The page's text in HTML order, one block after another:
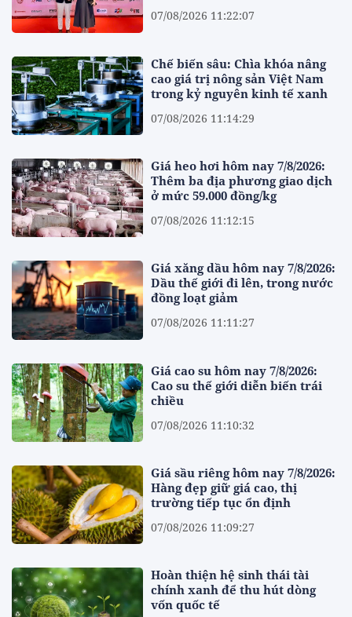
07/08/2026 11:22:07
Chế biến sâu: Chìa khóa nâng
cao giá trị nông sản Việt Nam
trong kỷ nguyên kinh tế xanh
07/08/2026 11:14:29
Giá heo hơi hôm nay 7/8/2026:
Thêm ba địa phương giao dịch
ở mức 59.000 đồng/kg
07/08/2026 11:12:15
Giá xăng dầu hôm nay 7/8/2026:
Dầu thế giới đi lên, trong nước
đồng loạt giảm
07/08/2026 11:11:27
Giá cao su hôm nay 7/8/2026:
Cao su thế giới diễn biến trái
chiều
07/08/2026 11:10:32
Giá sầu riêng hôm nay 7/8/2026:
Hàng đẹp giữ giá cao, thị
trường tiếp tục ổn định
07/08/2026 11:09:27
Hoàn thiện hệ sinh thái tài
chính xanh để thu hút dòng
vốn quốc tế